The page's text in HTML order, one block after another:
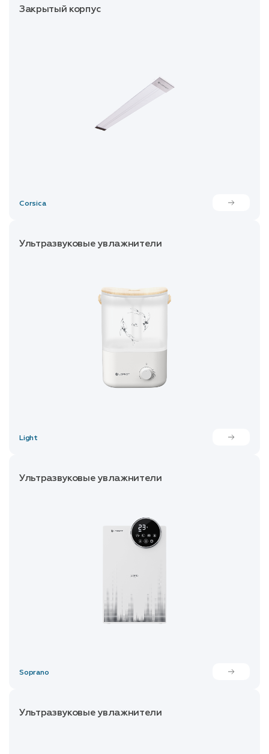
Закрытый корпус
Corsica
Ультразвуковые увлажнители
Light
Ультразвуковые увлажнители
Soprano
Ультразвуковые увлажнители